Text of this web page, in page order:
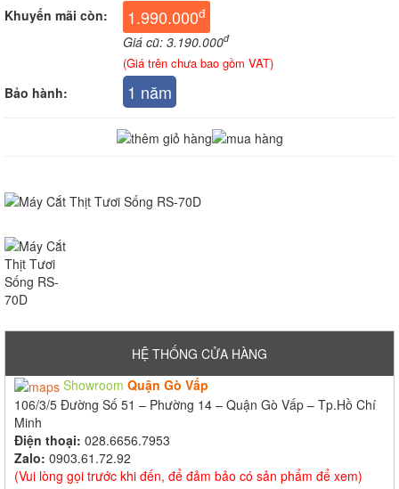
Khuyến mãi còn: 1.990.000đ
Giá cũ: 3.190.000đ
(Giá trên chưa bao gồm VAT)
Bảo hành: 1 năm
HỆ THỐNG CỬA HÀNG
Showroom Quận Gò Vấp
106/3/5 Đường Số 51 – Phường 14 – Quận Gò Vấp – Tp.Hồ Chí
Minh
Điện thoại: 028.6656.7953
Zalo: 0903.61.72.92
(Vui lòng gọi trước khi đến, để đảm bảo có sản phẩm để xem)